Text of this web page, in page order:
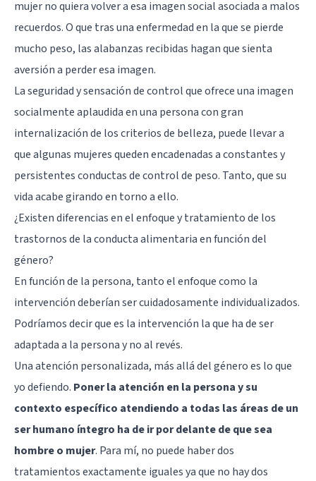
mujer no quiera volver a esa imagen social asociada a malos
recuerdos. O que tras una enfermedad en la que se pierde
mucho peso, las alabanzas recibidas hagan que sienta
aversión a perder esa imagen.
La seguridad y sensación de control que ofrece una imagen
socialmente aplaudida en una persona con gran
internalización de los criterios de belleza, puede llevar a
que algunas mujeres queden encadenadas a constantes y
persistentes conductas de control de peso. Tanto, que su
vida acabe girando en torno a ello.
¿Existen diferencias en el enfoque y tratamiento de los
trastornos de la conducta alimentaria en función del
género?
En función de la persona, tanto el enfoque como la
intervención deberían ser cuidadosamente individualizados.
Podríamos decir que es la intervención la que ha de ser
adaptada a la persona y no al revés.
Una atención personalizada, más allá del género es lo que
yo defiendo. Poner la atención en la persona y su
contexto específico atendiendo a todas las áreas de un
ser humano íntegro ha de ir por delante de que sea
hombre o mujer. Para mí, no puede haber dos
tratamientos exactamente iguales ya que no hay dos